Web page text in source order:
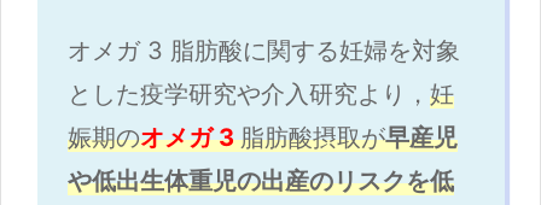
オメガ 3 脂肪酸に関する妊婦を対象
とした疫学研究や介入研究より， 妊
娠期のオメガ 3 脂肪酸摂取が早産児
や低出生体重児の出産のリスクを低